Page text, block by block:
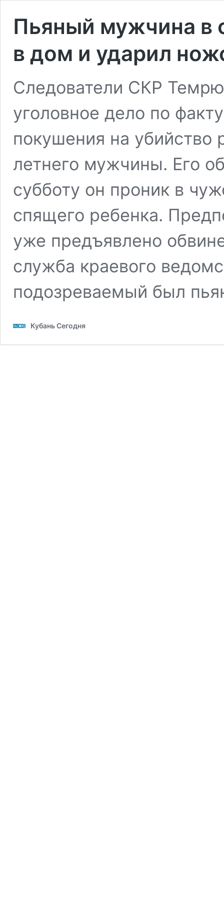
Пьяный мужчина в
в дом и ударил
Следователи СКР
уголовное дело по
покушения на убийство
летнего мужчины. Его
субботу он проник в
спящего ребенка.
уже предъявлено
служба краевого
подозреваемый был
Кубань Сегодня